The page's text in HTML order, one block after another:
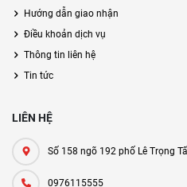
Hướng dẫn giao nhận
Điều khoản dịch vụ
Thông tin liên hệ
Tin tức
LIÊN HỆ
Số 158 ngõ 192 phố Lê Trọng
0976115555